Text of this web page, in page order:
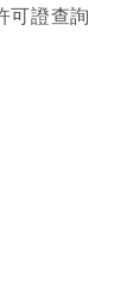
證查詢